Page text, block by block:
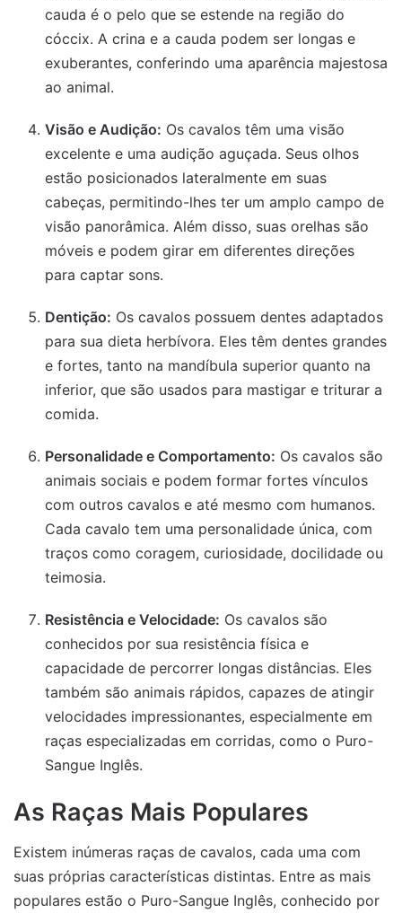
cauda é o pelo que se estende na região do
cóccix. A crina e a cauda podem ser longas e
exuberantes, conferindo uma aparência majestosa
ao animal.
Visão e Audição: Os cavalos têm uma visão
excelente e uma audição aguçada. Seus olhos
estão posicionados lateralmente em suas
cabeças, permitindo-lhes ter um amplo campo de
visão panorâmica. Além disso, suas orelhas são
móveis e podem girar em diferentes direções
para captar sons.
Dentição: Os cavalos possuem dentes adaptados
para sua dieta herbívora. Eles têm dentes grandes
e fortes, tanto na mandíbula superior quanto na
inferior, que são usados para mastigar e triturar a
comida.
Personalidade e Comportamento: Os cavalos são
animais sociais e podem formar fortes vínculos
com outros cavalos e até mesmo com humanos.
Cada cavalo tem uma personalidade única, com
traços como coragem, curiosidade, docilidade ou
teimosia.
Resistência e Velocidade: Os cavalos são
conhecidos por sua resistência física e
capacidade de percorrer longas distâncias. Eles
também são animais rápidos, capazes de atingir
velocidades impressionantes, especialmente em
raças especializadas em corridas, como o Puro-
Sangue Inglês.
As Raças Mais Populares
Existem inúmeras raças de cavalos, cada uma com
suas próprias características distintas. Entre as mais
populares estão o Puro-Sangue Inglês, conhecido por